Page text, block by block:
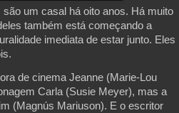
um casal há oito anos. Há muito
também está começando a
imediata de estar junto. Eles
de cinema Jeanne (Marie-Lou
Carla (Susie Meyer), mas a
(Magnús Mariuson). E o escritor